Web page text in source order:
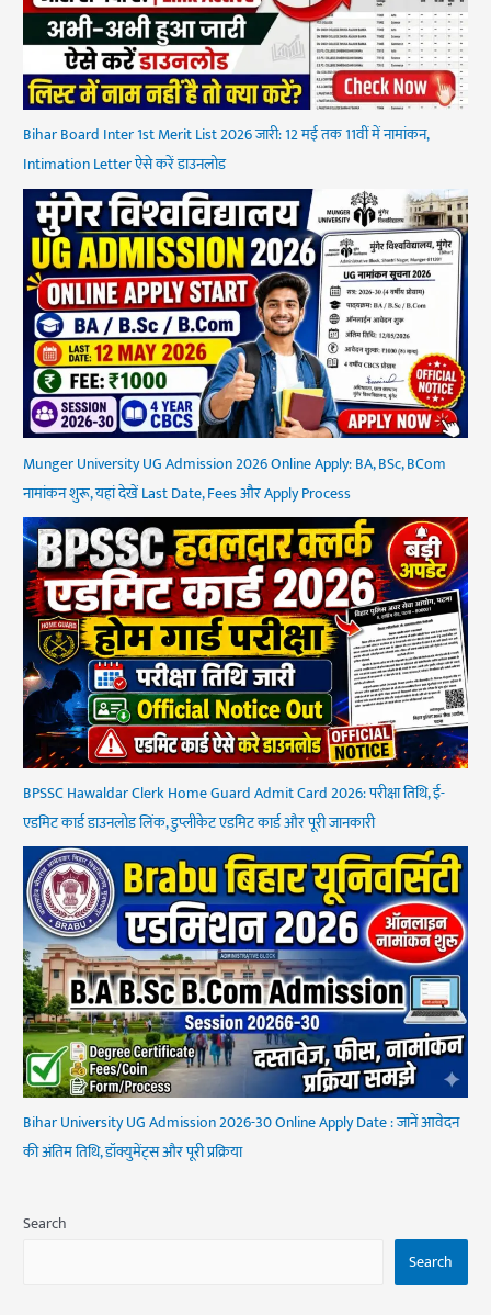
Bihar Board Inter 1st Merit List 2026 जारी: 12 मई तक 11वीं में नामांकन,
Intimation Letter ऐसे करें डाउनलोड
Munger University UG Admission 2026 Online Apply: BA, BSc, BCom
नामांकन शुरू, यहां देखें Last Date, Fees और Apply Process
BPSSC Hawaldar Clerk Home Guard Admit Card 2026: परीक्षा तिथि, ई-
एडमिट कार्ड डाउनलोड लिंक, डुप्लीकेट एडमिट कार्ड और पूरी जानकारी
Bihar University UG Admission 2026-30 Online Apply Date : जानें आवेदन
की अंतिम तिथि, डॉक्युमेंट्स और पूरी प्रक्रिया
Search
Search